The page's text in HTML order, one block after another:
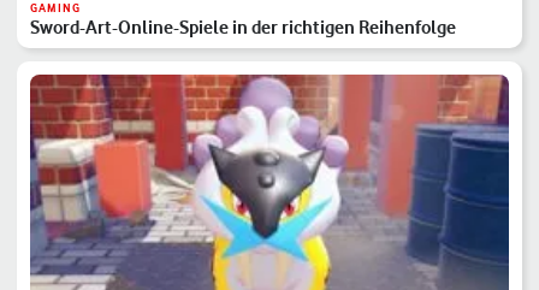
GAMING
Sword-Art-Online-Spiele in der richtigen Reihenfolge